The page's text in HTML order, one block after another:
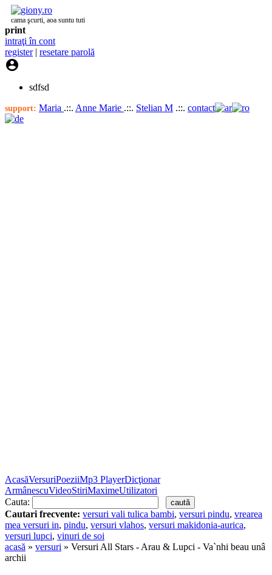
cama şcurti, aoa suntu tuti
print
intraţi în cont
register| resetare parolă

sdfsd
support: Maria .::. Anne Marie .::. Stelian M .::. contact
AcasăVersuriPoeziiMp3 PlayerDicţionar
ArmânescuVideoStiriMaximeUtilizatori
Cauta:
Cautari frecvente: versuri vali tulica bambi, versuri pindu, vrearea
mea versuri in, pindu, versuri vlahos, versuri makidonia-aurica,
versuri lupci, vinuri de soi
acasă » versuri » Versuri All Stars - Arau & Lupci - Va`nhi beau unâ
archii